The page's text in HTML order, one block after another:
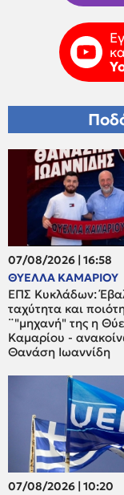
07/08/2026 | 16:58
ΘΥΕΛΛΑ ΚΑΜΑΡΙΟΥ
ΕΠΣ Κυκλάδων:
ταχύτητα και
¨"μηχανή" της η
Καμαρίου -
Θανάση Ιωαννίδη
07/08/2026 | 10:20